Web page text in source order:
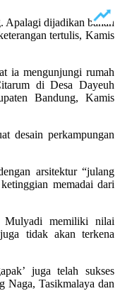
Apalagi dijadikan bahan
tertulis, Kamis
ia mengunjungi rumah
di Desa Dayeuh
Bandung, Kamis
desain perkampungan
arsitektur “julang
memadai dari
Mulyadi memiliki nilai
tidak akan terkena
juga telah sukses
Naga, Tasikmalaya dan